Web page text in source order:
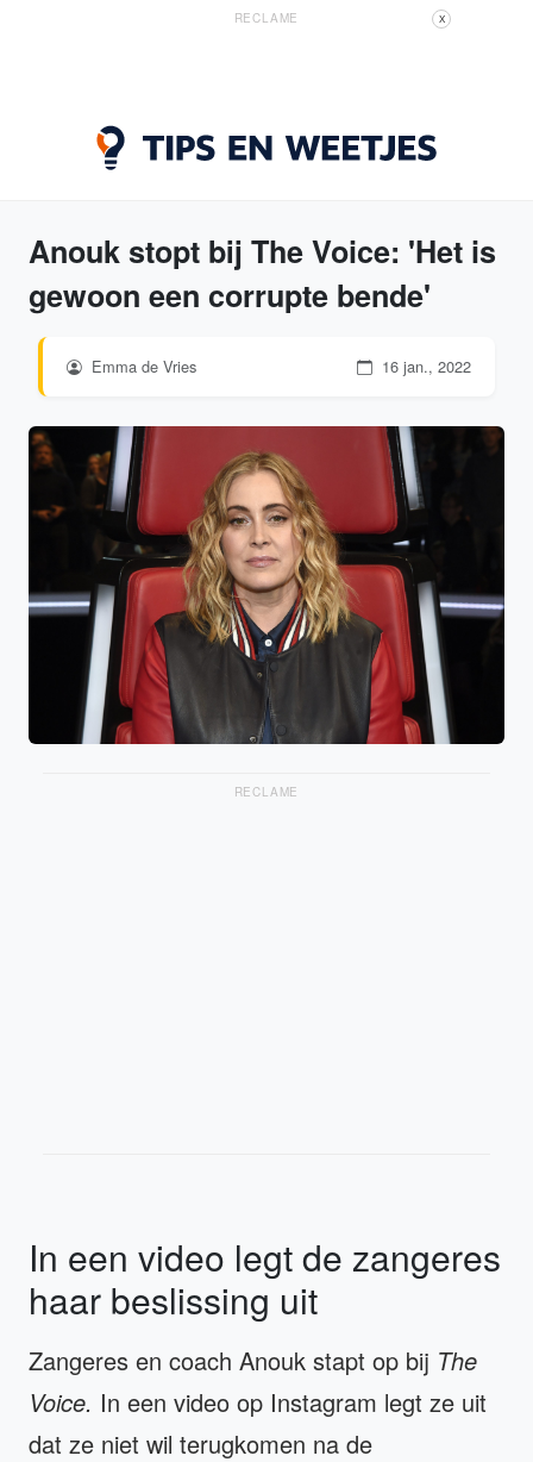
RECLAME X
Anouk stopt bij The Voice: 'Het is
gewoon een corrupte bende'
Emma de Vries 16 jan., 2022
RECLAME
In een video legt de zangeres
haar beslissing uit
Zangeres en coach Anouk stapt op bij The
Voice. In een video op Instagram legt ze uit
dat ze niet wil terugkomen na de